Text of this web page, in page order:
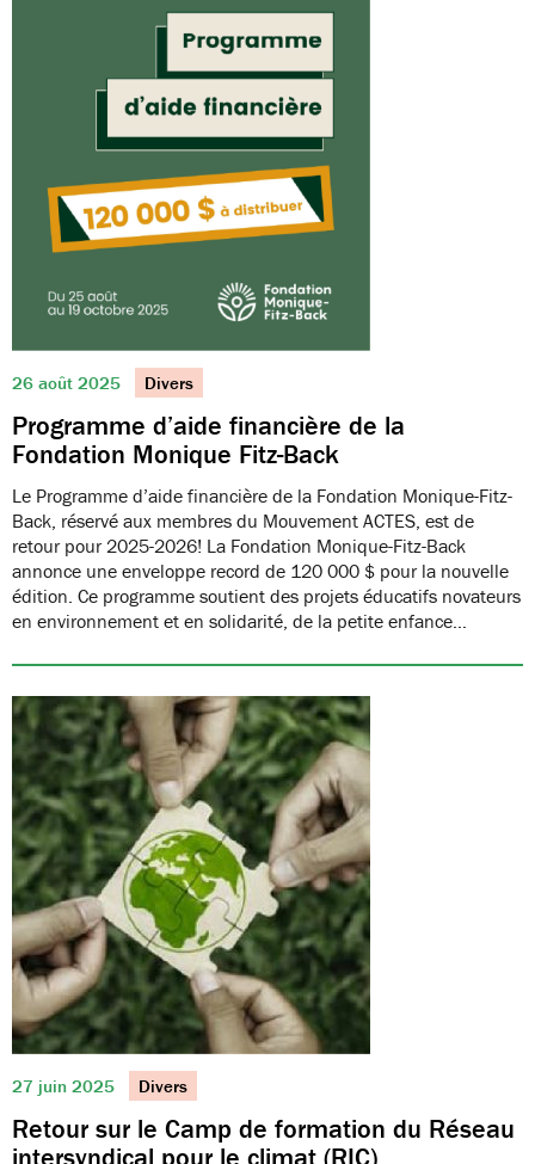
26 août 2025 Divers
Programme d’aide financière de la
Fondation Monique Fitz-Back
Le Programme d’aide financière de la Fondation Monique-Fitz-
Back, réservé aux membres du Mouvement ACTES, est de
retour pour 2025-2026! La Fondation Monique-Fitz-Back
annonce une enveloppe record de 120 000 $ pour la nouvelle
édition. Ce programme soutient des projets éducatifs novateurs
en environnement et en solidarité, de la petite enfance…
27 juin 2025 Divers
Retour sur le Camp de formation du Réseau
intersyndical pour le climat (RIC)